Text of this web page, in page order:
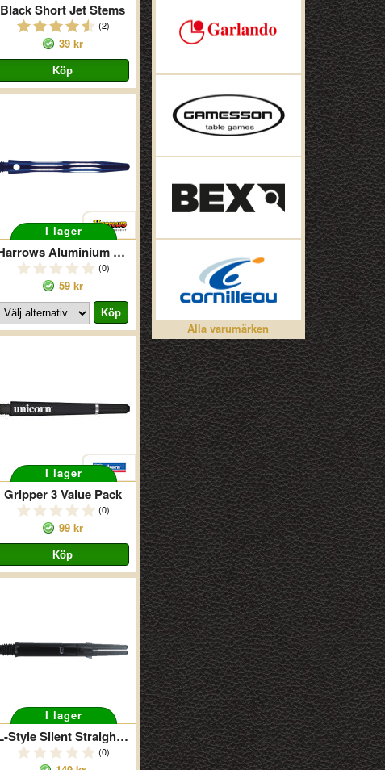
Alla varumärken
Black Short Jet Stems
(2)
39 kr
I lager
Harrows Aluminium Aztec Blue
(0)
59 kr
I lager
Gripper 3 Value Pack
(0)
99 kr
I lager
L-Style Silent Straight 260 Black
(0)